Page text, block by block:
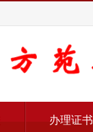
办理证书